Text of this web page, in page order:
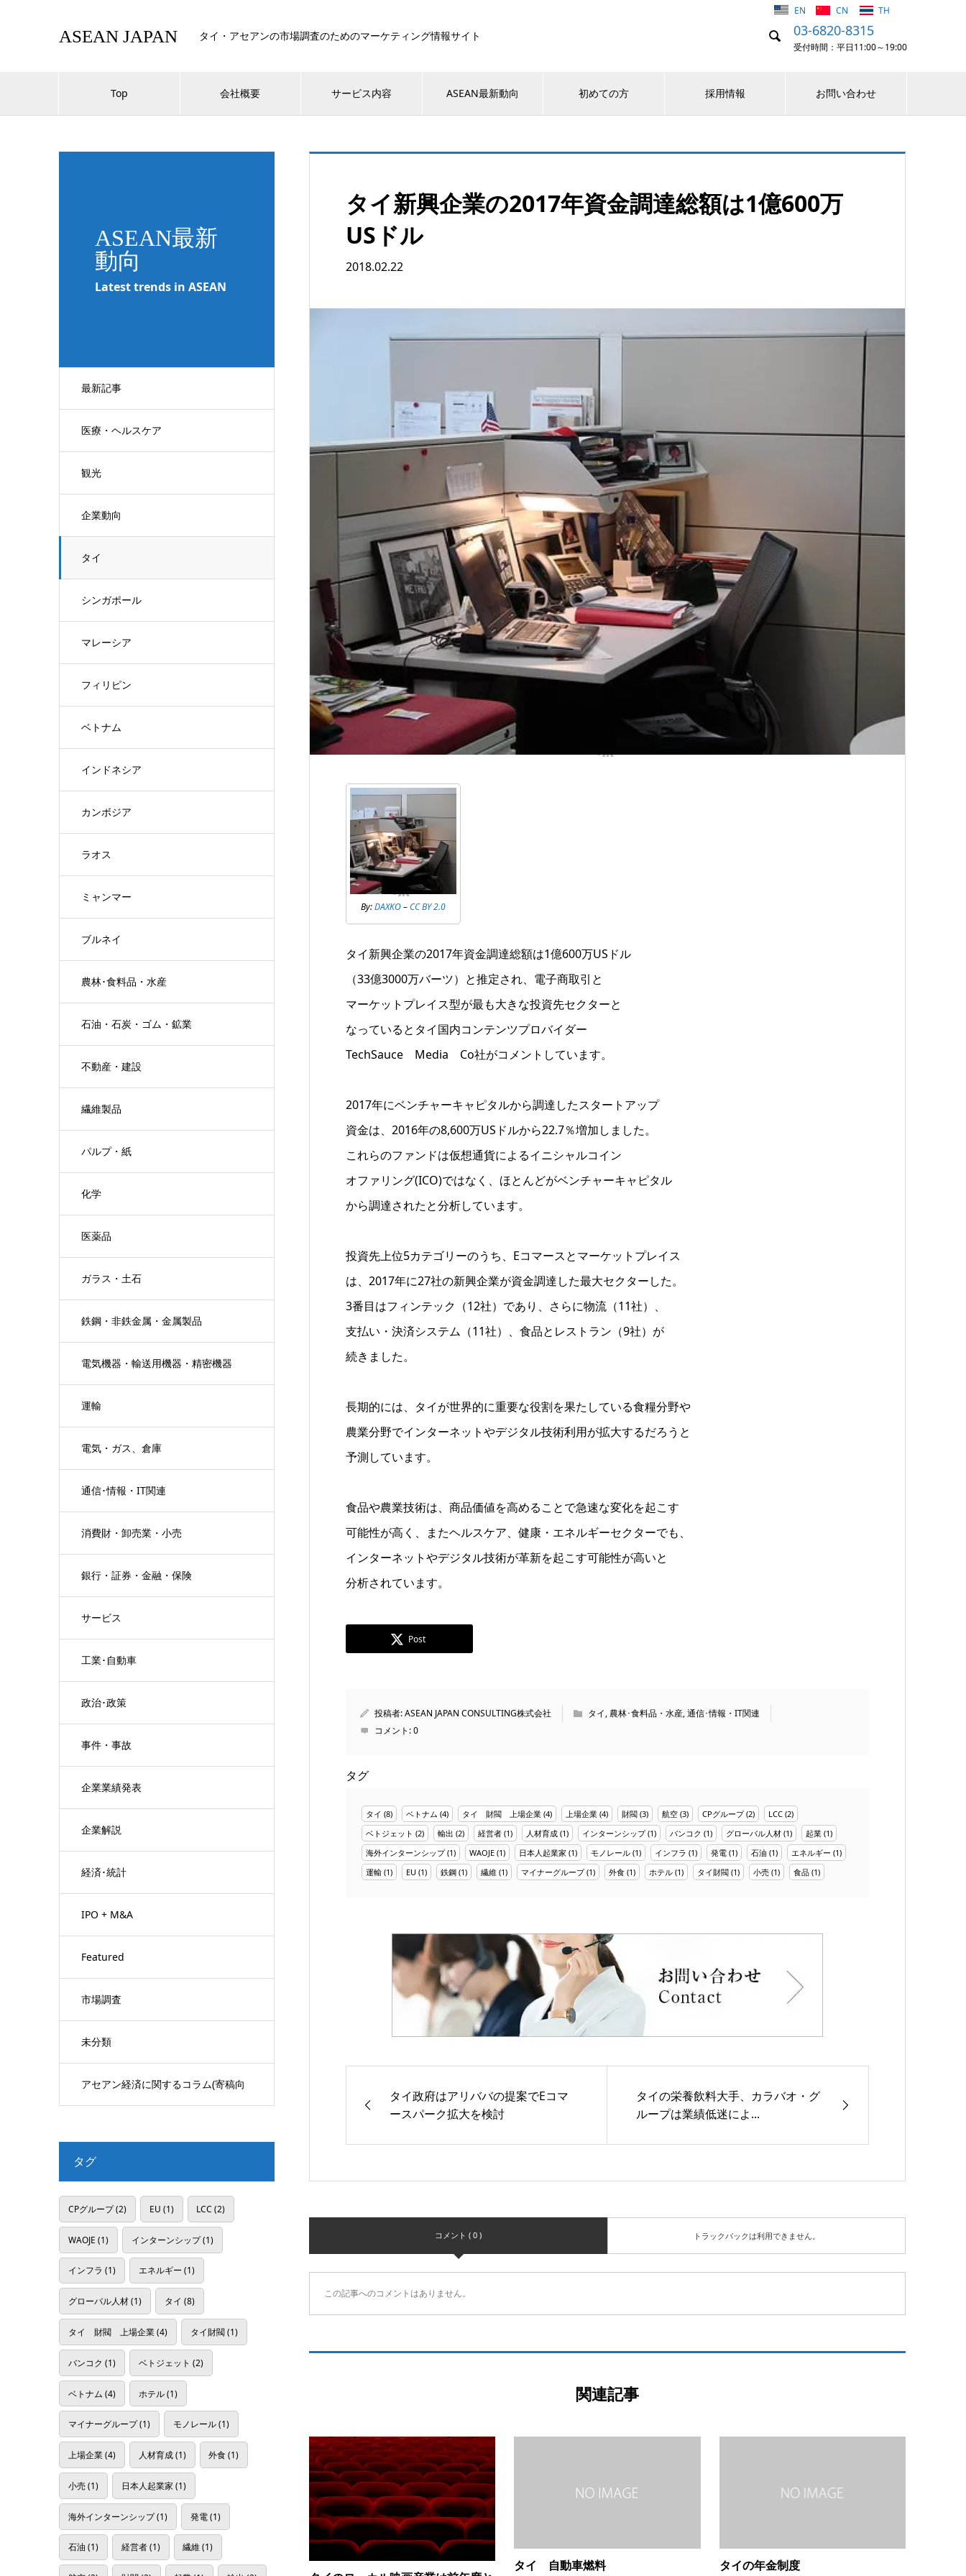
ASEAN JAPAN タイ・アセアンの市場調査のためのマーケティング情報サイト  03-6820-8315
受付時間：平日11:00～19:00
EN CN TH
Top 会社概要 サービス内容 ASEAN最新動向 初めての方 採用情報 お問い合わせ
ASEAN最新
動向
Latest trends in ASEAN
最新記事
医療・ヘルスケア
観光
企業動向
タイ
シンガポール
マレーシア
フィリピン
ベトナム
インドネシア
カンボジア
ラオス
ミャンマー
ブルネイ
農林･食料品・水産
石油・石炭・ゴム・鉱業
不動産・建設
繊維製品
パルプ・紙
化学
医薬品
ガラス・土石
鉄鋼・非鉄金属・金属製品
電気機器・輸送用機器・精密機器
運輸
電気・ガス、倉庫
通信･情報・IT関連
消費財・卸売業・小売
銀行・証券・金融・保険
サービス
工業･自動車
政治･政策
事件・事故
企業業績発表
企業解説
経済･統計
IPO + M&A
Featured
市場調査
未分類
アセアン経済に関するコラム(寄稿向
タイ新興企業の2017年資金調達総額は1億600万
USドル
2018.02.22
By:DAXKO–CC BY 2.0
タイ新興企業の2017年資金調達総額は1億600万USドル
（33億3000万バーツ）と推定され、電子商取引と
マーケットプレイス型が最も大きな投資先セクターと
なっているとタイ国内コンテンツプロバイダー
TechSauce Media Co社がコメントしています。
2017年にベンチャーキャピタルから調達したスタートアップ
資金は、2016年の8,600万USドルから22.7％増加しました。
これらのファンドは仮想通貨によるイニシャルコイン
オファリング(ICO)ではなく、ほとんどがベンチャーキャピタル
から調達されたと分析しています。
投資先上位5カテゴリーのうち、Eコマースとマーケットプレイス
は、2017年に27社の新興企業が資金調達した最大セクターした。
3番目はフィンテック（12社）であり、さらに物流（11社）、
支払い・決済システム（11社）、食品とレストラン（9社）が
続きました。
長期的には、タイが世界的に重要な役割を果たしている食糧分野や
農業分野でインターネットやデジタル技術利用が拡大するだろうと
予測しています。
食品や農業技術は、商品価値を高めることで急速な変化を起こす
可能性が高く、またヘルスケア、健康・エネルギーセクターでも、
インターネットやデジタル技術が革新を起こす可能性が高いと
分析されています。
Post
投稿者:ASEAN JAPAN CONSULTING株式会社 タイ, 農林･食料品・水産,通信･情報・IT関連
コメント:0
タグ
タイ (8) ベトナム (4) タイ 財閥 上場企業 (4) 上場企業 (4) 財閥 (3) 航空 (3) CPグループ(2) LCC (2)
ベトジェット (2) 輸出 (2) 経営者 (1) 人材育成 (1) インターンシップ(1) バンコク (1) グローバル人材 (1) 起業 (1)
海外インターンシップ(1) WAOJE (1) 日本人起業家 (1) モノレール (1) インフラ (1) 発電 (1) 石油 (1) エネルギー (1)
運輸 (1) EU (1) 鉄鋼 (1) 繊維 (1) マイナーグループ(1) 外食 (1) ホテル (1) タイ財閥 (1) 小売 (1) 食品 (1)
タイ政府はアリババの提案でEコマ
ースパーク拡大を検討
タイの栄養飲料大手、カラバオ・グ
ループは業績低迷によ...
コメント ( 0 ) トラックバックは利用できません。
この記事へのコメントはありません。
関連記事
タイ 自動車燃料 タイの年金制度
タグ
CPグループ(2) EU (1) LCC (2)
WAOJE (1) インターンシップ(1)
インフラ (1) エネルギー (1)
グローバル人材(1) タイ (8)
タイ 財閥 上場企業(4) タイ財閥(1)
バンコク (1) ベトジェット (2)
ベトナム (4) ホテル(1)
マイナーグループ(1) モノレール(1)
上場企業(4) 人材育成(1) 外食(1)
小売(1) 日本人起業家 (1)
海外インターンシップ(1) 発電(1)
石油 (1) 経営者(1) 繊維(1)